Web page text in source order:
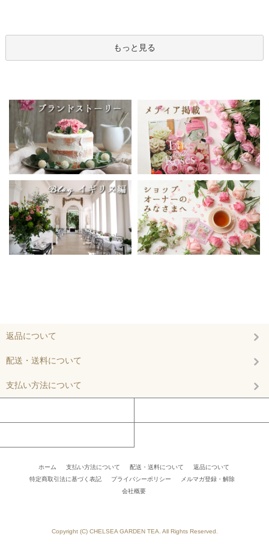
もっと見る
返品について
配送・送料について
支払い方法について
ホーム 支払い方法について 配送・送料について 返品について
特定商取引法に基づく表記
プライバシーポリシー メルマガ登録・解除
会社概要
Copyright (C) CHELSEA GARDEN TEA. All Rights Reserved.